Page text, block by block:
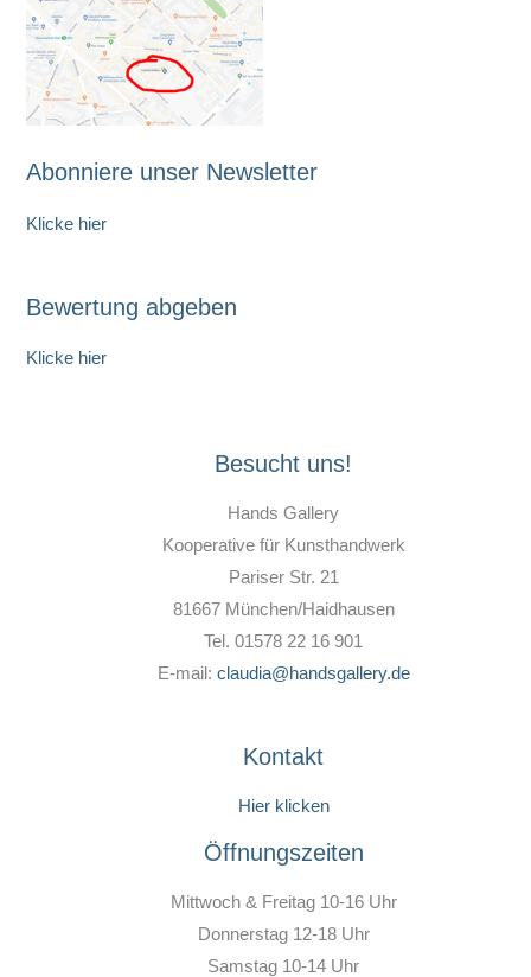
Abonniere unser Newsletter
Klicke hier
Bewertung abgeben
Klicke hier
Besucht uns!
Hands Gallery
Kooperative für Kunsthandwerk
Pariser Str. 21
81667 München/Haidhausen
Tel. 01578 22 16 901
E-mail: claudia@handsgallery.de
Kontakt
Hier klicken
Öffnungszeiten
Mittwoch & Freitag 10-16 Uhr
Donnerstag 12-18 Uhr
Samstag 10-14 Uhr